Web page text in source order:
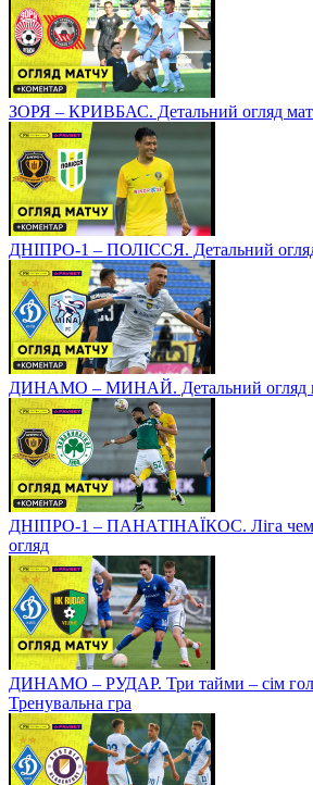
ЗОРЯ – КРИВБАС. Детальний огляд
ДНІПРО-1 – ПОЛІССЯ. Детальний
ДИНАМО – МИНАЙ. Детальний огляд
ДНІПРО-1 – ПАНАТІНАЇКОС. Ліга
огляд
ДИНАМО – РУДАР. Три тайми – сім
Тренувальна гра